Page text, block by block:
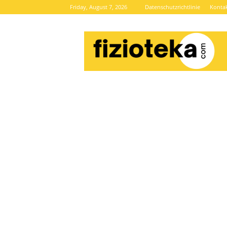
Friday, August 7, 2026 Datenschutzrichtlinie
Brze
vijesti